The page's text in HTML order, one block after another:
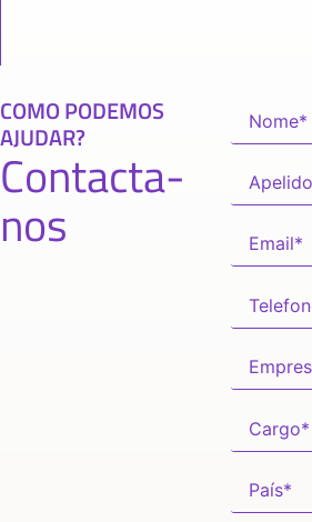
COMO PODEMOS
AJUDAR?
Contacta-
nos